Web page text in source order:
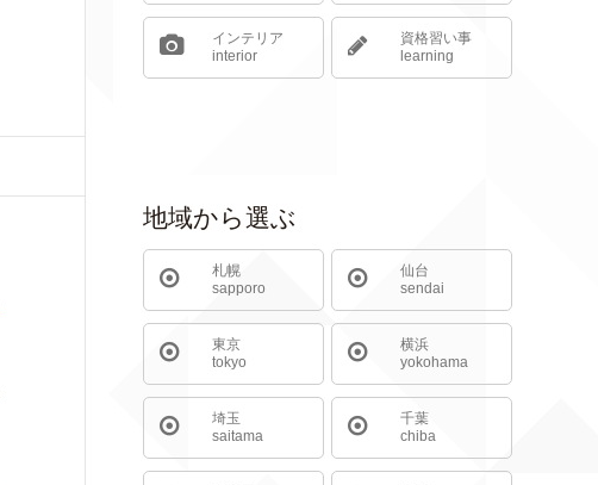
インテリア
interior
資格習い事
learning
地域から選ぶ
札幌
sapporo
仙台
sendai
東京
tokyo
横浜
yokohama
埼玉
saitama
千葉
chiba